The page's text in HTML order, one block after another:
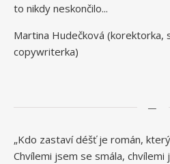
to nikdy neskončilo...
Martina Hudečková (korektorka,
copywriterka)
—
„Kdo zastaví déšť je román,
Chvílemi jsem se smála, chvílemi